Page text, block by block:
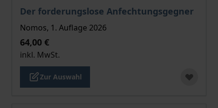
Der forderungslose Anfechtungsgegner
Der Preis dieses Titels richtet sich nach der
Nomos, 1. Auflage 2026
64,00 €
inkl. MwSt.
Zur Auswahl